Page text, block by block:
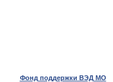
Фонд поддержки ВЭД МО